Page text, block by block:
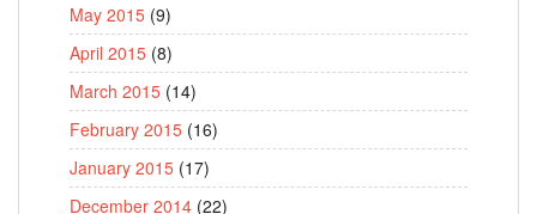
May 2015 (9)
April 2015 (8)
March 2015 (14)
February 2015 (16)
January 2015 (17)
December 2014 (22)